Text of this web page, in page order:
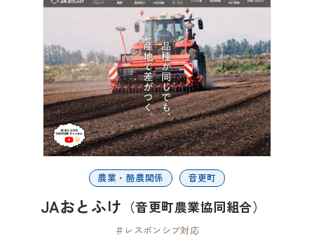
農業・酪農関係 音更町
JAおとふけ （音更町農業協同組合）
＃レスポンシブ対応